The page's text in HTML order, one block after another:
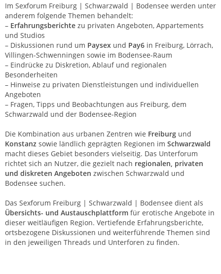
Im Sexforum Freiburg | Schwarzwald | Bodensee werden unter
anderem folgende Themen behandelt:
– Erfahrungsberichte zu privaten Angeboten, Appartements
und Studios
– Diskussionen rund um Paysex und Pay6 in Freiburg, Lörrach,
Villingen-Schwenningen sowie im Bodensee-Raum
– Eindrücke zu Diskretion, Ablauf und regionalen
Besonderheiten
– Hinweise zu privaten Dienstleistungen und individuellen
Angeboten
– Fragen, Tipps und Beobachtungen aus Freiburg, dem
Schwarzwald und der Bodensee-Region
Die Kombination aus urbanen Zentren wie Freiburg und
Konstanz sowie ländlich geprägten Regionen im Schwarzwald
macht dieses Gebiet besonders vielseitig. Das Unterforum
richtet sich an Nutzer, die gezielt nach regionalen, privaten
und diskreten Angeboten zwischen Schwarzwald und
Bodensee suchen.
Das Sexforum Freiburg | Schwarzwald | Bodensee dient als
Übersichts- und Austauschplattform für erotische Angebote in
dieser weitläufigen Region. Vertiefende Erfahrungsberichte,
ortsbezogene Diskussionen und weiterführende Themen sind
in den jeweiligen Threads und Unterforen zu finden.